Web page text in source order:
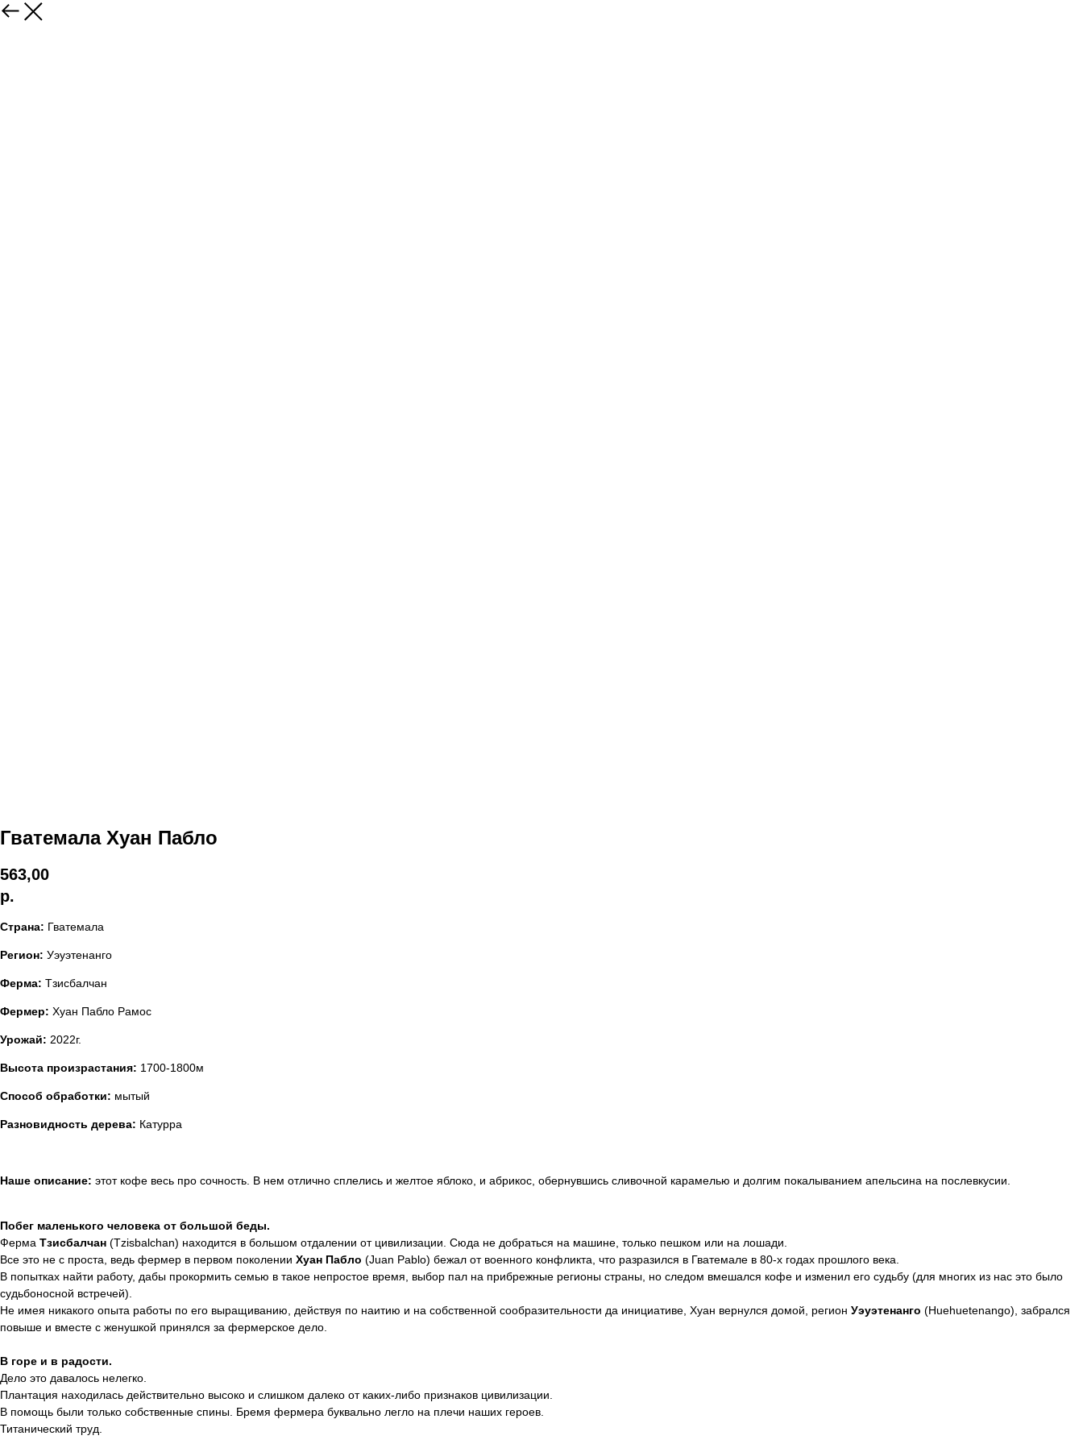
Гватемала Хуан Пабло
563,00
р.
Страна: Гватемала
Регион: Уэуэтенанго
Ферма: Тзисбалчан
Фермер: Хуан Пабло Рамос
Урожай: 2022г.
Высота произрастания: 1700-1800м
Способ обработки: мытый
Разновидность дерева: Катурра
Наше описание: этот кофе весь про сочность. В нем отлично сплелись и желтое яблоко, и абрикос, обернувшись сливочной карамелью и долгим покалыванием апельсина на послевкусии.
Побег маленького человека от большой беды.
Ферма Тзисбалчан (Tzisbalchan) находится в большом отдалении от цивилизации. Сюда не добраться на машине, только пешком или на лошади.
Все это не с проста, ведь фермер в первом поколении Хуан Пабло (Juan Pablo) бежал от военного конфликта, что разразился в Гватемале в 80-х годах прошлого века.
В попытках найти работу, дабы прокормить семью в такое непростое время, выбор пал на прибрежные регионы страны, но следом вмешался кофе и изменил его судьбу (для многих из нас это было
судьбоносной встречей).
Не имея никакого опыта работы по его выращиванию, действуя по наитию и на собственной сообразительности да инициативе, Хуан вернулся домой, регион Уэуэтенанго (Huehuetenango), забрался
повыше и вместе с женушкой принялся за фермерское дело.
В горе и в радости.
Дело это давалось нелегко.
Плантация находилась действительно высоко и слишком далеко от каких-либо признаков цивилизации.
В помощь были только собственные спины. Бремя фермера буквально легло на плечи наших героев.
Титанический труд.